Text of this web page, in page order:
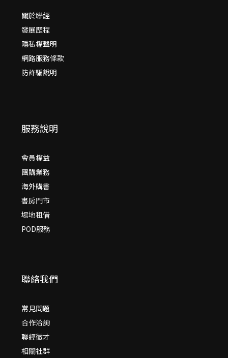
關於聯經
發展歷程
隱私權聲明
網路服務條款
防詐騙說明
服務說明
會員權益
團購業務
海外購書
書房門市
場地租借
POD服務
聯絡我們
常見問題
合作洽詢
聯經徵才
相關社群